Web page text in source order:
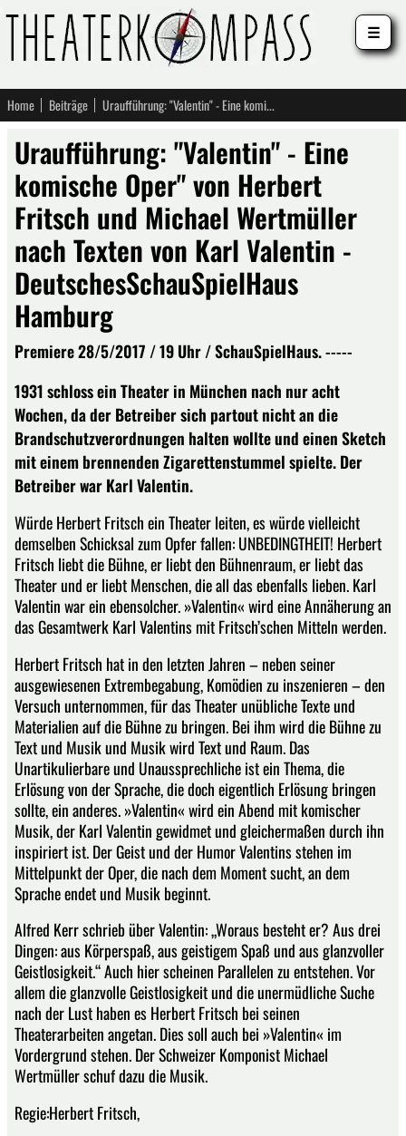
Home Beiträge Uraufführung: "Valentin" - Eine komische Oper" von Herbert Fritsch und Michael Wertmüller nach Texten von Karl Valentin - DeutschesSchauSpielHaus Hamburg
Uraufführung: "Valentin" - Eine
komische Oper" von Herbert
Fritsch und Michael Wertmüller
nach Texten von Karl Valentin -
DeutschesSchauSpielHaus
Hamburg
Premiere 28/5/2017 / 19 Uhr / SchauSpielHaus. -----
1931 schloss ein Theater in München nach nur acht
Wochen, da der Betreiber sich partout nicht an die
Brandschutzverordnungen halten wollte und einen Sketch
mit einem brennenden Zigarettenstummel spielte. Der
Betreiber war Karl Valentin.
Würde Herbert Fritsch ein Theater leiten, es würde vielleicht
demselben Schicksal zum Opfer fallen: UNBEDINGTHEIT! Herbert
Fritsch liebt die Bühne, er liebt den Bühnenraum, er liebt das
Theater und er liebt Menschen, die all das ebenfalls lieben. Karl
Valentin war ein ebensolcher. »Valentin« wird eine Annäherung an
das Gesamtwerk Karl Valentins mit Fritsch’schen Mitteln werden.
Herbert Fritsch hat in den letzten Jahren – neben seiner
ausgewiesenen Extrembegabung, Komödien zu inszenieren – den
Versuch unternommen, für das Theater unübliche Texte und
Materialien auf die Bühne zu bringen. Bei ihm wird die Bühne zu
Text und Musik und Musik wird Text und Raum. Das
Unartikulierbare und Unaussprechliche ist ein Thema, die
Erlösung von der Sprache, die doch eigentlich Erlösung bringen
sollte, ein anderes. »Valentin« wird ein Abend mit komischer
Musik, der Karl Valentin gewidmet und gleichermaßen durch ihn
inspiriert ist. Der Geist und der Humor Valentins stehen im
Mittelpunkt der Oper, die nach dem Moment sucht, an dem
Sprache endet und Musik beginnt.
Alfred Kerr schrieb über Valentin: „Woraus besteht er? Aus drei
Dingen: aus Körperspaß, aus geistigem Spaß und aus glanzvoller
Geistlosigkeit.“ Auch hier scheinen Parallelen zu entstehen. Vor
allem die glanzvolle Geistlosigkeit und die unermüdliche Suche
nach der Lust haben es Herbert Fritsch bei seinen
Theaterarbeiten angetan. Dies soll auch bei »Valentin« im
Vordergrund stehen. Der Schweizer Komponist Michael
Wertmüller schuf dazu die Musik.
Regie:Herbert Fritsch,
☰